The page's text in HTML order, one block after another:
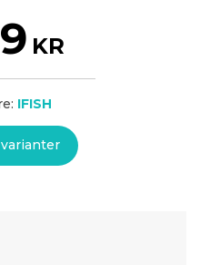
KR
IFISH